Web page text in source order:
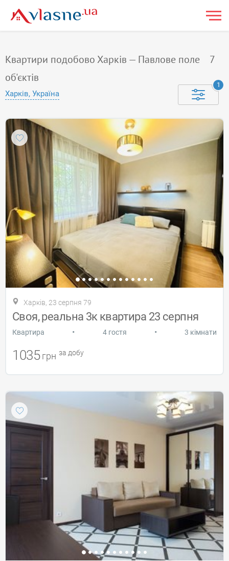
Квартири подобово Харків — Павлове поле
7
об'єктів
Харків, Україна
1
Харків, 23 серпня 79
Своя, реальна 3к квартира 23 серпня
Квартира • 4 гостя • 3 кімнати
1035 грн за добу